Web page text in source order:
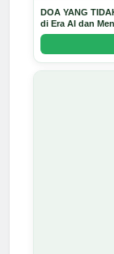
DOA YANG
di Era AI dan
Arda Dinata